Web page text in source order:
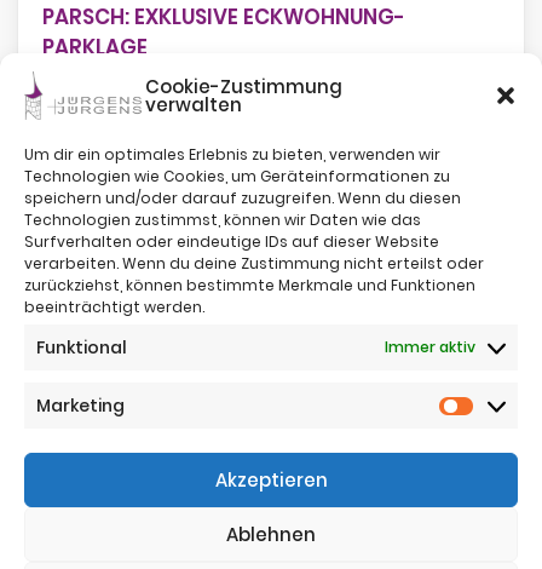
Cookie-Zustimmung
verwalten
Um dir ein optimales Erlebnis zu bieten, verwenden wir
Technologien wie Cookies, um Geräteinformationen zu
speichern und/oder darauf zuzugreifen. Wenn du diesen
Technologien zustimmst, können wir Daten wie das
Surfverhalten oder eindeutige IDs auf dieser Website
verarbeiten. Wenn du deine Zustimmung nicht erteilst oder
zurückziehst, können bestimmte Merkmale und Funktionen
beeinträchtigt werden.
Funktional Immer aktiv
Marketing
Akzeptieren
Ablehnen
PARSCH: EXKLUSIVE ECKWOHNUNG-
PARKLAGE
Telefon:+43 (0)664 4221383
Telefon:+43 (0)650 5836683
office@jj-immo.at